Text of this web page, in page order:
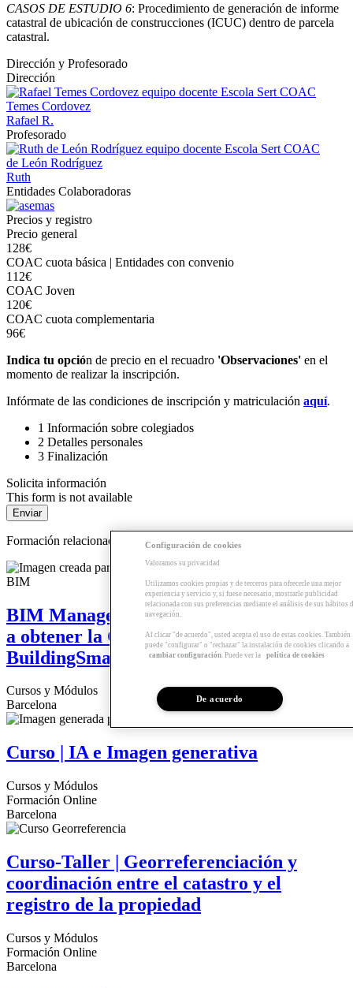
CASOS DE ESTUDIO 6: Procedimiento de generación de informe
catastral de ubicación de construcciones (ICUC) dentro de parcela
catastral.
Dirección y Profesorado
Dirección
Temes Cordovez
Rafael R.
Profesorado
de León Rodríguez
Ruth
Entidades Colaboradoras
Precios y registro
Precio general
128€
COAC cuota básica | Entidades con convenio
112€
COAC Joven
120€
COAC cuota complementaria
96€
Indica tu opción de precio en el recuadro 'Observaciones' en el
momento de realizar la inscripción.
Infórmate de las condiciones de inscripción y matriculación aquí.
1 Información sobre colegiados
2 Detalles personales
3 Finalización
Solicita información
This form is not available
Formación relacionada
BIM Management | Módulo para acceder
a obtener la Certificación Foundation de
BuildingSmart
Cursos y Módulos
Barcelona
Curso | IA e Imagen generativa
Cursos y Módulos
Formación Online
Barcelona
Curso-Taller | Georreferenciación y
coordinación entre el catastro y el
registro de la propiedad
Cursos y Módulos
Formación Online
Barcelona
Configuración de cookies
Valoramos su privacidad
Utilizamos cookies propias y de terceros para ofrecerle una mejor
experiencia y servicio y, si fuese necesario, mostrarle publicidad
relacionada con sus preferencias mediante el análisis de sus hábitos
navegación.
Al clicar "de acuerdo", usted acepta el uso de estas cookies. También
puede "configurar" o "rechazar" la instalación de cookies clicando a
cambiar configuración. Puede ver la política de cookies
De acuerdo